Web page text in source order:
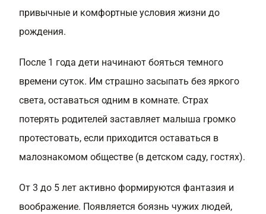
привычные и комфортные условия жизни до
рождения.
После 1 года дети начинают бояться темного
времени суток. Им страшно засыпать без яркого
света, оставаться одним в комнате. Страх
потерять родителей заставляет малыша громко
протестовать, если приходится оставаться в
малознакомом обществе (в детском саду, гостях).
От 3 до 5 лет активно формируются фантазия и
воображение. Появляется боязнь чужих людей,